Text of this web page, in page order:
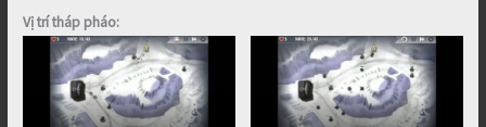
Vị trí tháp pháo: